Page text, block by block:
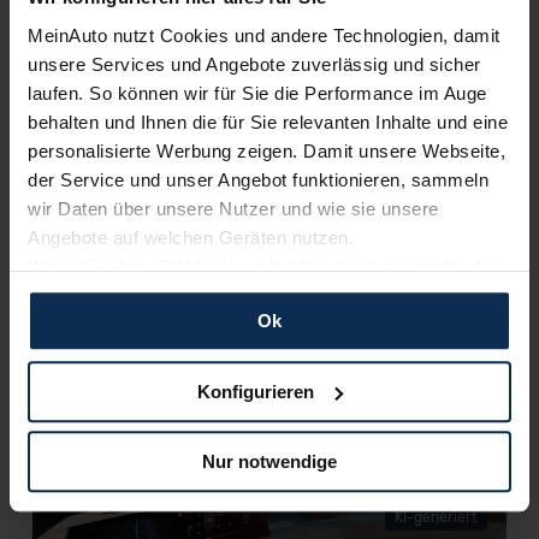
MeinAuto nutzt Cookies und andere Technologien, damit
unsere Services und Angebote zuverlässig und sicher
laufen. So können wir für Sie die Performance im Auge
behalten und Ihnen die für Sie relevanten Inhalte und eine
personalisierte Werbung zeigen. Damit unsere Webseite,
der Service und unser Angebot funktionieren, sammeln
wir Daten über unsere Nutzer und wie sie unsere
Angebote auf welchen Geräten nutzen.
Wenn Sie das „OK“ finden, sind Sie damit einverstanden
und erlauben uns Cookies für unseren Service zu
verwenden und diese Daten an Dritte weiterzugeben,
etwa an unsere Marketingpartner. Falls Sie dem nicht
zustimmen möchten, beschränken wir uns auf die
dann nicht auf Sie zuschneiden und Sie somit nicht
perfekt auf dem Weg zu Ihrem Neuwagen unterstützen.
Sie können die Einstellungen jederzeit anpassen oder
widerrufen.
Ok
Konfigurieren
Nur notwendige
Guter Stil ist das eine, ein hoher Komfort, viel Platz und eine
gute Ausstattung das andere. Ob der Peugeot 3008 all das
auch mit einem Plug-in-Hybrid-Antrieb vereinen kann? Wir
haben es getestet.
Artikel lesen
zum Automagazin
KI-generiert